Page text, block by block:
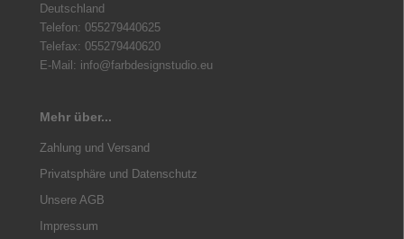
Deutschland
Telefon: 055279440625
Telefax: 055279440620
E-Mail: info@farbdesignstudio.eu
Mehr über...
Zahlung und Versand
Privatsphäre und Datenschutz
Unsere AGB
Impressum